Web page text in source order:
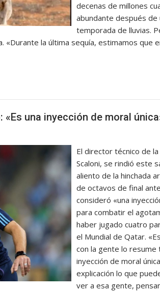
decenas de millones
abundante después de
temporada de lluvias.
«Durante la última sequía, estimamos que
una inyección de moral
El director técnico de la
Scaloni, se rindió este
aliento de la hinchada
de octavos de final
consideró «una
para combatir el
haber jugado cuatro
el Mundial de Qatar.
con la gente lo resume
inyección de moral
explicación lo que
ver a esa gente,